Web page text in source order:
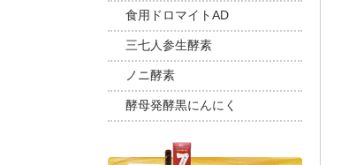
食用ドロマイトAD
三七人参生酵素
ノニ酵素
酵母発酵黒にんにく